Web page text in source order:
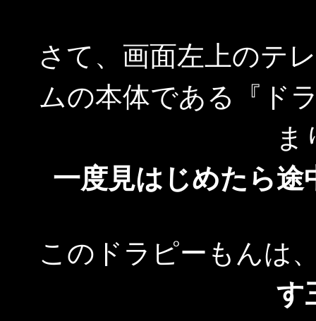
さて、画面左上のテ
ムの本体である『ド
ま
一度見はじめたら途
このドラピーもんは
す